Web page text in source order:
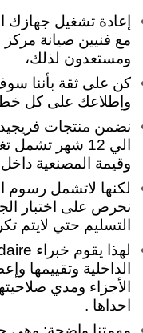
إعادة تشغيل
مع فنيين صيانة مركز
ومستعدون لذلك،
كن على ثقة بأننا
وإطلاعك على كل
نضمن منتجات
الي 12 شهر
وقيمة المصنعية
لكنها لاتشمل رسوم
نحرص على اختبار
التسليم حتي لايتم
الداخلية وتقييمها
الأجزاء ومدي
احداها .